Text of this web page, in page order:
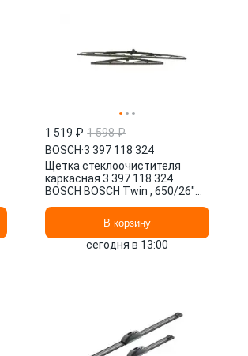
1 519 ₽ 1 598 ₽
BOSCH·3 397 118 324
Щетка стеклоочистителя
каркасная 3 397 118 324
BOSCH BOSCH Twin , 650/26"
В корзину
сегодня в 13:00